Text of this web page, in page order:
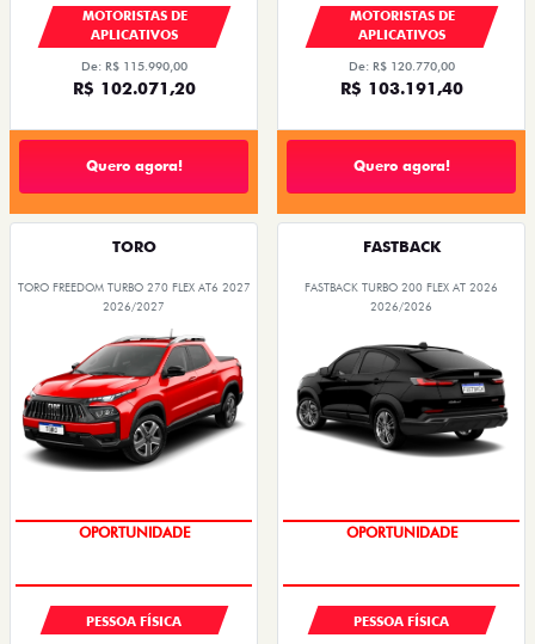
MOTORISTAS DE
APLICATIVOS
De: R$ 115.990,00
R$ 102.071,20
Quero agora!
MOTORISTAS DE
APLICATIVOS
De: R$ 120.770,00
R$ 103.191,40
Quero agora!
TORO
TORO FREEDOM TURBO 270 FLEX AT6 2027
2026/2027
PESSOA FÍSICA
FASTBACK
FASTBACK TURBO 200 FLEX AT 2026
2026/2026
OPORTUNIDADE
PESSOA FÍSICA